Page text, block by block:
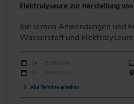
Elektrolyseure zur Herstellung
Sie lernen Anwendungen und
Wasserstoff und
Durchführungen
Veranstaltungsdatum
24. – 25.08.2026
17. – 18.03.2027
Alle Termine ansehen